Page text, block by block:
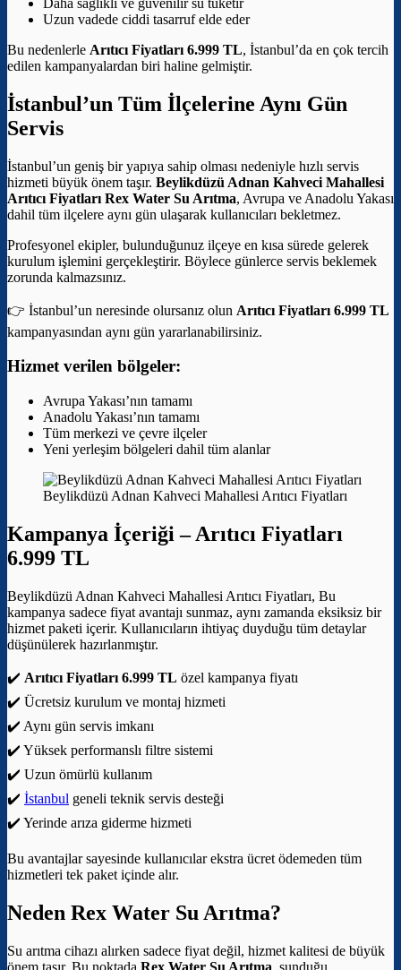
Uzun vadede ciddi tasarruf elde eder
Bu nedenlerle Arıtıcı Fiyatları 6.999 TL, İstanbul’da en çok tercih
edilen kampanyalardan biri haline gelmiştir.
İstanbul’un Tüm İlçelerine Aynı Gün
Servis
İstanbul’un geniş bir yapıya sahip olması nedeniyle hızlı servis
hizmeti büyük önem taşır. Beylikdüzü Adnan Kahveci Mahallesi
Arıtıcı Fiyatları Rex Water Su Arıtma, Avrupa ve Anadolu Yakası
dahil tüm ilçelere aynı gün ulaşarak kullanıcıları bekletmez.
Profesyonel ekipler, bulunduğunuz ilçeye en kısa sürede gelerek
kurulum işlemini gerçekleştirir. Böylece günlerce servis beklemek
zorunda kalmazsınız.
👉 İstanbul’un neresinde olursanız olun Arıtıcı Fiyatları 6.999 TL
kampanyasından aynı gün yararlanabilirsiniz.
Hizmet verilen bölgeler:
Avrupa Yakası’nın tamamı
Anadolu Yakası’nın tamamı
Tüm merkezi ve çevre ilçeler
Yeni yerleşim bölgeleri dahil tüm alanlar
Beylikdüzü Adnan Kahveci Mahallesi Arıtıcı Fiyatları
Kampanya İçeriği –Arıtıcı Fiyatları
6.999 TL
Beylikdüzü Adnan Kahveci Mahallesi Arıtıcı Fiyatları, Bu
kampanya sadece fiyat avantajı sunmaz, aynı zamanda eksiksiz bir
hizmet paketi içerir. Kullanıcıların ihtiyaç duyduğu tüm detaylar
düşünülerek hazırlanmıştır.
✔️ Arıtıcı Fiyatları 6.999 TL özel kampanya fiyatı
✔️ Ücretsiz kurulum ve montaj hizmeti
✔️ Aynı gün servis imkanı
✔️ Yüksek performanslı filtre sistemi
✔️ Uzun ömürlü kullanım
✔️ İstanbul geneli teknik servis desteği
✔️ Yerinde arıza giderme hizmeti
Bu avantajlar sayesinde kullanıcılar ekstra ücret ödemeden tüm
hizmetleri tek paket içinde alır.
Neden Rex Water Su Arıtma?
Su arıtma cihazı alırken sadece fiyat değil, hizmet kalitesi de büyük
önem taşır. Bu noktada Rex Water Su Arıtma, sunduğu